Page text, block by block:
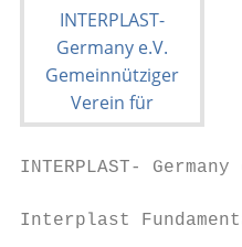
INTERPLAST- Germany e.V.                                                                                                                                                                   INTERPLAST- Germany e.V.

Interplast Fundamentals                                                                                      Einsatzstatistik 2019

                                                                                                             Liebe Interplast Freundinnen und
                                                                                                             Freunde!
                                                                                                             Gerne wollen wir uns auch in diesem         seren humanitären Hilfseinsätzen nicht     um ggf. notwendige Standards und so-
          INTERPLAST-Germany e.V.                                                                            Jahr wieder an eine Statistik wagen.